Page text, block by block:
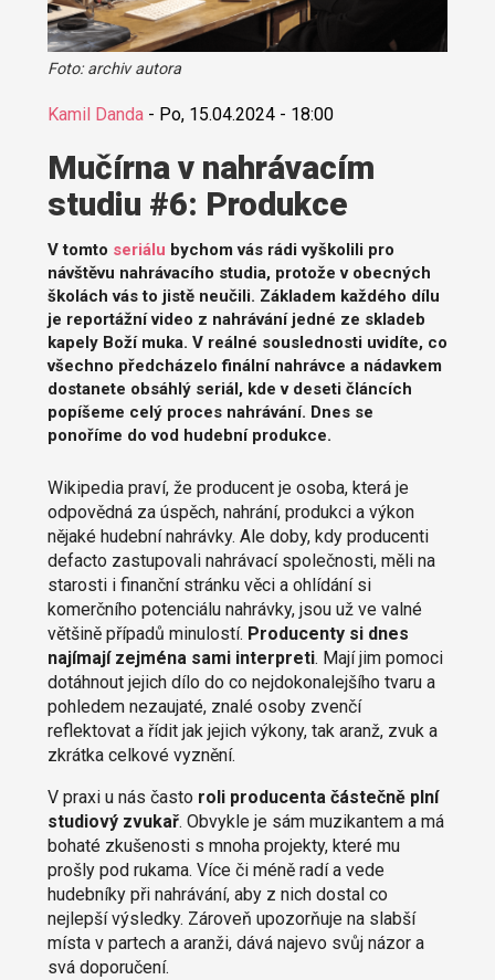
Foto: archiv autora
Kamil Danda- Po, 15.04.2024 - 18:00
Mučírna v nahrávacím
studiu #6: Produkce
V tomto seriálu bychom vás rádi vyškolili pro
návštěvu nahrávacího studia, protože v obecných
školách vás to jistě neučili. Základem každého dílu
je reportážní video z nahrávání jedné ze skladeb
kapely Boží muka. V reálné souslednosti uvidíte, co
všechno předcházelo finální nahrávce a nádavkem
dostanete obsáhlý seriál, kde v deseti článcích
popíšeme celý proces nahrávání. Dnes se
ponoříme do vod hudební produkce.
Wikipedia praví, že producent je osoba, která je
odpovědná za úspěch, nahrání, produkci a výkon
nějaké hudební nahrávky. Ale doby, kdy producenti
defacto zastupovali nahrávací společnosti, měli na
starosti i finanční stránku věci a ohlídání si
komerčního potenciálu nahrávky, jsou už ve valné
většině případů minulostí. Producenty si dnes
najímají zejména sami interpreti. Mají jim pomoci
dotáhnout jejich dílo do co nejdokonalejšího tvaru a
pohledem nezaujaté, znalé osoby zvenčí
reflektovat a řídit jak jejich výkony, tak aranž, zvuk a
zkrátka celkové vyznění.
V praxi u nás často roli producenta částečně plní
studiový zvukař. Obvykle je sám muzikantem a má
bohaté zkušenosti s mnoha projekty, které mu
prošly pod rukama. Více či méně radí a vede
hudebníky při nahrávání, aby z nich dostal co
nejlepší výsledky. Zároveň upozorňuje na slabší
místa v partech a aranži, dává najevo svůj názor a
svá doporučení.